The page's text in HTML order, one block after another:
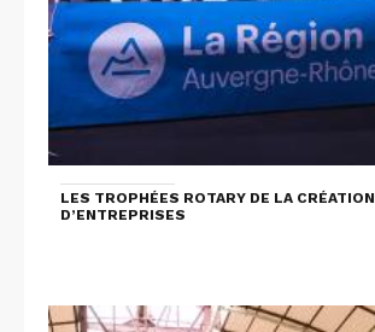
LES TROPHÉES ROTARY DE LA CRÉATION
D’ENTREPRISES